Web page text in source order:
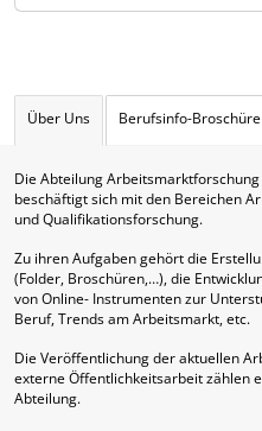
Über Uns Berufsinfo-
Die Abteilung
beschäftigt sich mit den Bereichen
und Qualifikationsforschung.
Zu ihren Aufgaben gehört die
(Folder, Broschüren,…), die
von Online- Instrumenten zur
Beruf, Trends am Arbeitsmarkt, etc.
Die Veröffentlichung der aktuellen
externe Öffentlichkeitsarbeit zählen
Abteilung.